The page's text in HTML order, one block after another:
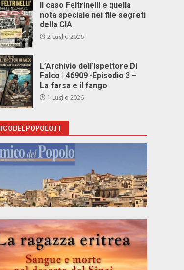
Il caso Feltrinelli e quella
nota speciale nei file segreti
della CIA
2 Luglio 2026
L’Archivio dell’Ispettore Di
Falco | 46909 -Episodio 3 –
La farsa e il fango
1 Luglio 2026